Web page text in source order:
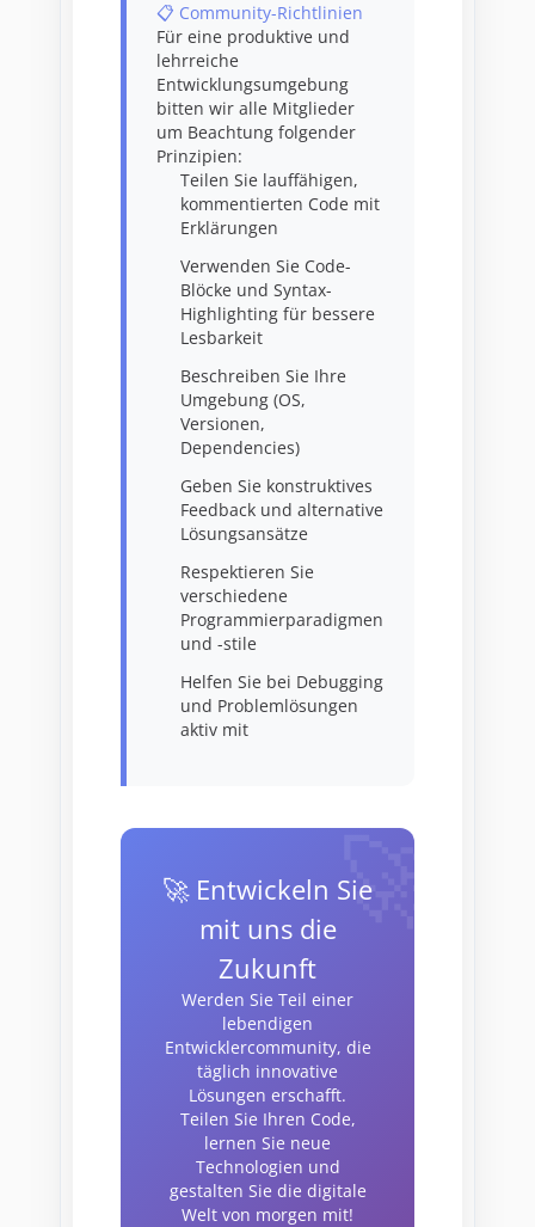
📋 Community-Richtlinien
Für eine produktive und
lehrreiche
Entwicklungsumgebung
bitten wir alle Mitglieder
um Beachtung folgender
Prinzipien:
Teilen Sie lauffähigen,
kommentierten Code mit
Erklärungen
Verwenden Sie Code-
Blöcke und Syntax-
Highlighting für bessere
Lesbarkeit
Beschreiben Sie Ihre
Umgebung (OS,
Versionen,
Dependencies)
Geben Sie konstruktives
Feedback und alternative
Lösungsansätze
Respektieren Sie
verschiedene
Programmierparadigmen
und -stile
Helfen Sie bei Debugging
und Problemlösungen
aktiv mit
🚀 Entwickeln Sie
mit uns die
Zukunft
Werden Sie Teil einer
lebendigen
Entwicklercommunity, die
täglich innovative
Lösungen erschafft.
Teilen Sie Ihren Code,
lernen Sie neue
Technologien und
gestalten Sie die digitale
Welt von morgen mit!